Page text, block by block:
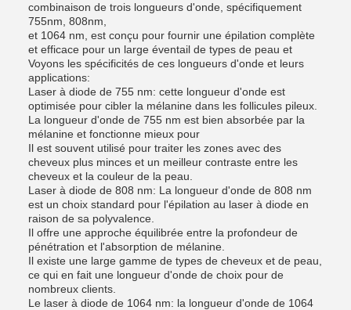
combinaison de trois longueurs d'onde, spécifiquement
755nm, 808nm,
et 1064 nm, est conçu pour fournir une épilation complète
et efficace pour un large éventail de types de peau et
Voyons les spécificités de ces longueurs d'onde et leurs
applications:
Laser à diode de 755 nm: cette longueur d'onde est
optimisée pour cibler la mélanine dans les follicules pileux.
La longueur d'onde de 755 nm est bien absorbée par la
mélanine et fonctionne mieux pour
Il est souvent utilisé pour traiter les zones avec des
cheveux plus minces et un meilleur contraste entre les
cheveux et la couleur de la peau.
Laser à diode de 808 nm: La longueur d'onde de 808 nm
est un choix standard pour l'épilation au laser à diode en
raison de sa polyvalence.
Il offre une approche équilibrée entre la profondeur de
pénétration et l'absorption de mélanine.
Il existe une large gamme de types de cheveux et de peau,
ce qui en fait une longueur d'onde de choix pour de
nombreux clients.
Le laser à diode de 1064 nm: la longueur d'onde de 1064